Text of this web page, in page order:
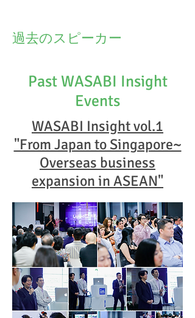
過去のスピーカー
WASABI Insight vol.1
"From Japan to Singapore~
Overseas business
expansion in ASEAN"
Past WASABI Insight
Events